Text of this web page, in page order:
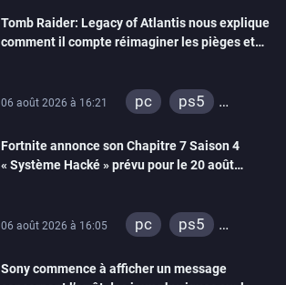
switch 2
Tomb Raider: Legacy of Atlantis nous explique
comment il compte réimaginer les pièges et
06 août 2026 à 16:21 pc
ps5
switch 2
Fortnite annonce son Chapitre 7 Saison 4
« Système Hacké » prévu pour le 20 août
06 août 2026 à 16:05 pc
ps5
switch
ios
Sony commence à afficher un message